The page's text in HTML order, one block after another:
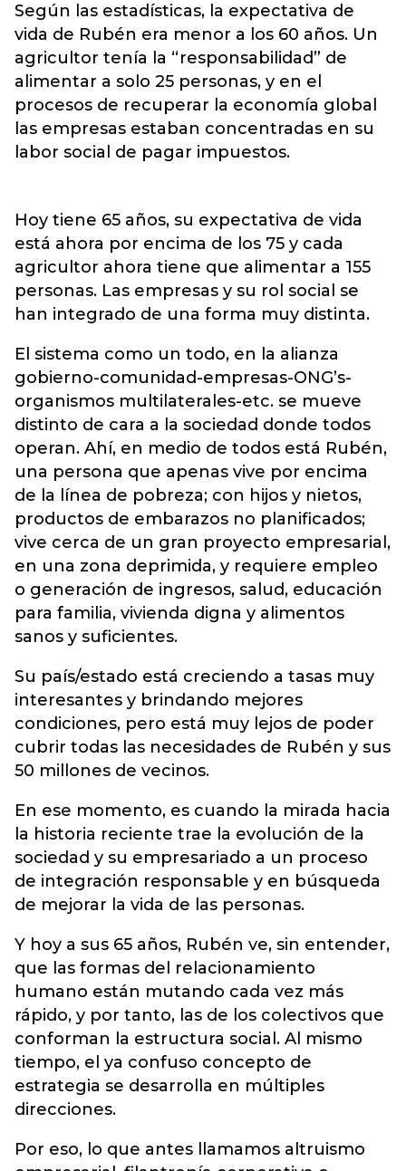
Según las estadísticas, la expectativa de
vida de Rubén era menor a los 60 años. Un
agricultor tenía la “responsabilidad” de
alimentar a solo 25 personas, y en el
procesos de recuperar la economía global
las empresas estaban concentradas en su
labor social de pagar impuestos.
Hoy tiene 65 años, su expectativa de vida
está ahora por encima de los 75 y cada
agricultor ahora tiene que alimentar a 155
personas. Las empresas y su rol social se
han integrado de una forma muy distinta.
El sistema como un todo, en la alianza
gobierno-comunidad-empresas-ONG’s-
organismos multilaterales-etc. se mueve
distinto de cara a la sociedad donde todos
operan. Ahí, en medio de todos está Rubén,
una persona que apenas vive por encima
de la línea de pobreza; con hijos y nietos,
productos de embarazos no planificados;
vive cerca de un gran proyecto empresarial,
en una zona deprimida, y requiere empleo
o generación de ingresos, salud, educación
para familia, vivienda digna y alimentos
sanos y suficientes.
Su país/estado está creciendo a tasas muy
interesantes y brindando mejores
condiciones, pero está muy lejos de poder
cubrir todas las necesidades de Rubén y sus
50 millones de vecinos.
En ese momento, es cuando la mirada hacia
la historia reciente trae la evolución de la
sociedad y su empresariado a un proceso
de integración responsable y en búsqueda
de mejorar la vida de las personas.
Y hoy a sus 65 años, Rubén ve, sin entender,
que las formas del relacionamiento
humano están mutando cada vez más
rápido, y por tanto, las de los colectivos que
conforman la estructura social. Al mismo
tiempo, el ya confuso concepto de
estrategia se desarrolla en múltiples
direcciones.
Por eso, lo que antes llamamos altruismo